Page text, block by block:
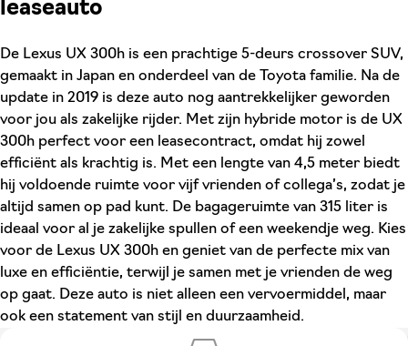
leaseauto
De Lexus UX 300h is een prachtige 5-deurs crossover SUV,
gemaakt in Japan en onderdeel van de Toyota familie. Na de
update in 2019 is deze auto nog aantrekkelijker geworden
voor jou als zakelijke rijder. Met zijn hybride motor is de UX
300h perfect voor een leasecontract, omdat hij zowel
efficiënt als krachtig is. Met een lengte van 4,5 meter biedt
hij voldoende ruimte voor vijf vrienden of collega’s, zodat je
altijd samen op pad kunt. De bagageruimte van 315 liter is
ideaal voor al je zakelijke spullen of een weekendje weg. Kies
voor de Lexus UX 300h en geniet van de perfecte mix van
luxe en efficiëntie, terwijl je samen met je vrienden de weg
op gaat. Deze auto is niet alleen een vervoermiddel, maar
ook een statement van stijl en duurzaamheid.